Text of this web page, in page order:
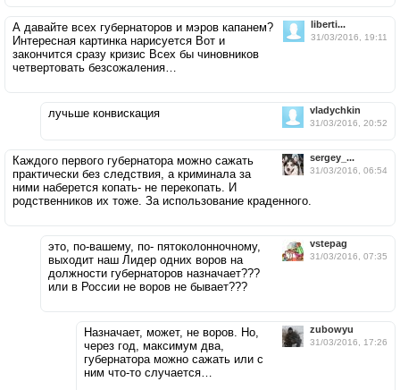
liberti...
31/03/2016, 19:11
А давайте всех губернаторов и мэров капанем?
Интересная картинка нарисуется Вот и
закончится сразу кризис Всех бы чиновников
четвертовать безсожаления…
vladychkin
31/03/2016, 20:52
лучьше конвискация
sergey_...
31/03/2016, 06:54
Каждого первого губернатора можно сажать
практически без следствия, а криминала за
ними наберется копать- не перекопать. И
родственников их тоже. За использование краденного.
vstepag
31/03/2016, 07:35
это, по-вашему, по- пятоколонночному,
выходит наш Лидер одних воров на
должности губернаторов назначает???
или в России не воров не бывает???
zubowyu
31/03/2016, 17:26
Назначает, может, не воров. Но,
через год, максимум два,
губернатора можно сажать или с
ним что-то случается…